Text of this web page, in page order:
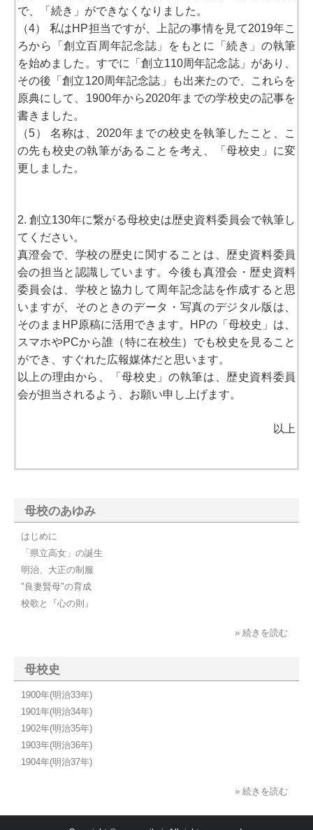
で、「続き」ができなくなりました。
（4） 私はHP担当ですが、上記の事情を見て2019年こ
ろから「創立百周年記念誌」をもとに「続き」の執筆
を始めました。すでに「創立110周年記念誌」があり、
その後「創立120周年記念誌」も出来たので、これらを
原典にして、1900年から2020年までの学校史の記事を
書きました。
（5） 名称は、2020年までの校史を執筆したこと、こ
の先も校史の執筆があることを考え、「母校史」に変
更しました。
2. 創立130年に繋がる母校史は歴史資料委員会で執筆し
てください。
真澄会で、学校の歴史に関することは、歴史資料委員
会の担当と認識しています。今後も真澄会・歴史資料
委員会は、学校と協力して周年記念誌を作成すると思
いますが、そのときのデータ・写真のデジタル版は、
そのままHP原稿に活用できます。HPの「母校史」は、
スマホやPCから誰（特に在校生）でも校史を見ること
ができ、すぐれた広報媒体だと思います。
以上の理由から、「母校史」の執筆は、歴史資料委員
会が担当されるよう、お願い申し上げます。
以上
母校のあゆみ
はじめに
「県立高女」の誕生
明治、大正の制服
"良妻賢母"の育成
校歌と『心の則』
» 続きを読む
母校史
1900年(明治33年)
1901年(明治34年)
1902年(明治35年)
1903年(明治36年)
1904年(明治37年)
» 続きを読む